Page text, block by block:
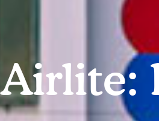
Airlite: